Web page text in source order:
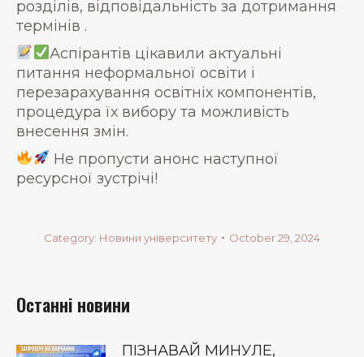
розділів, відповідальність за дотримання
термінів .
Аспірантів цікавили актуальні
питання неформальної освіти і
перезарахування освітніх компонентів,
процедура їх вибору та можливість
внесення змін.
Не пропусти анонс наступної
ресурсної зустрічі!
Category: Новини університету October 29, 2024
Останні новини
ПІЗНАВАЙ МИНУЛЕ,